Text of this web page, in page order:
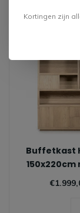
Buffetkast
Kortingen zijn